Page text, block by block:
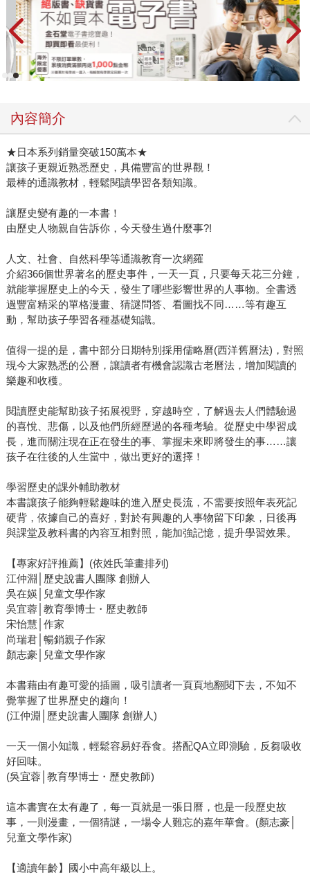
內容簡介
★日本系列銷量突破150萬本★
讓孩子更親近熟悉歷史，具備豐富的世界觀！
最棒的通識教材，輕鬆閱讀學習各類知識。
讓歷史變有趣的一本書！
由歷史人物親自告訴你，今天發生過什麼事?!
人文、社會、自然科學等通識教育一次網羅
介紹366個世界著名的歷史事件，一天一頁，只要每天花三分鐘，
就能掌握歷史上的今天，發生了哪些影響世界的人事物。全書透
過豐富精采的單格漫畫、猜謎問答、看圖找不同……等有趣互
動，幫助孩子學習各種基礎知識。
值得一提的是，書中部分日期特別採用儒略曆(西洋舊曆法)，對照
現今大家熟悉的公曆，讓讀者有機會認識古老曆法，增加閱讀的
樂趣和收穫。
閱讀歷史能幫助孩子拓展視野，穿越時空，了解過去人們體驗過
的喜悅、悲傷，以及他們所經歷過的各種考驗。從歷史中學習成
長，進而關注現在正在發生的事、掌握未來即將發生的事……讓
孩子在往後的人生當中，做出更好的選擇！
學習歷史的課外輔助教材
本書讓孩子能夠輕鬆趣味的進入歷史長流，不需要按照年表死記
硬背，依據自己的喜好，對於有興趣的人事物留下印象，日後再
與課堂及教科書的內容互相對照，能加強記憶，提升學習效果。
【專家好評推薦】(依姓氏筆畫排列)
江仲淵│歷史說書人團隊 創辦人
吳在媖│兒童文學作家
吳宜蓉│教育學博士・歷史教師
宋怡慧│作家
尚瑞君│暢銷親子作家
顏志豪│兒童文學作家
本書藉由有趣可愛的插圖，吸引讀者一頁頁地翻閱下去，不知不
覺掌握了世界歷史的趨向！
(江仲淵│歷史說書人團隊 創辦人)
一天一個小知識，輕鬆容易好吞食。搭配QA立即測驗，反芻吸收
好回味。
(吳宜蓉│教育學博士・歷史教師)
這本書實在太有趣了，每一頁就是一張日曆，也是一段歷史故
事，一則漫畫，一個猜謎，一場令人難忘的嘉年華會。(顏志豪│
兒童文學作家)
【適讀年齡】國小中高年級以上。